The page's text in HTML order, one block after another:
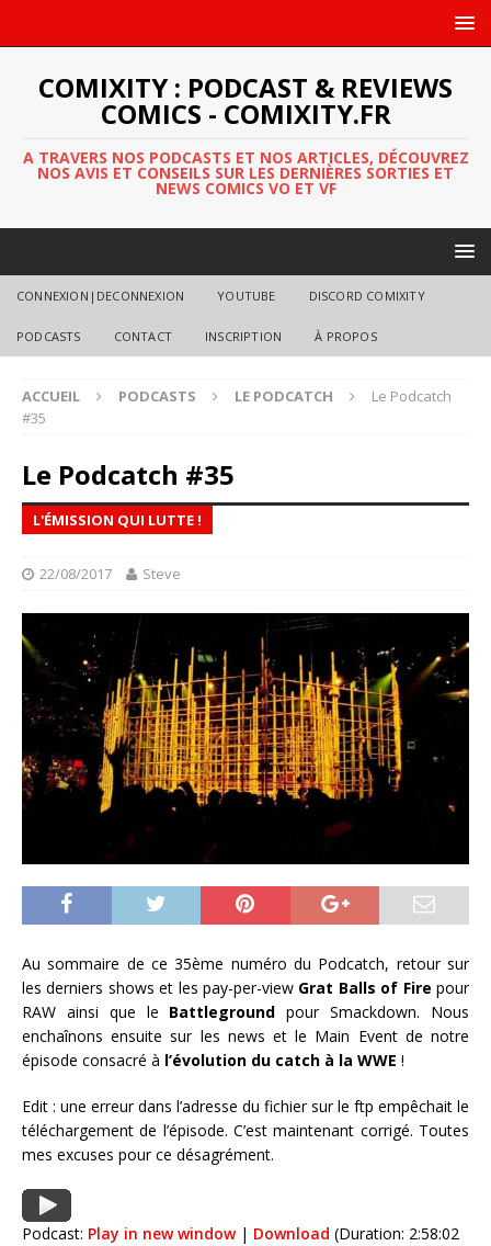
COMIXITY : PODCAST & REVIEWS
COMICS - COMIXITY.FR
A TRAVERS NOS PODCASTS ET NOS ARTICLES, DÉCOUVREZ
NOS AVIS ET CONSEILS SUR LES DERNIÈRES SORTIES ET
NEWS COMICS VO ET VF
CONNEXION|DECONNEXION YOUTUBE DISCORD COMIXITY
PODCASTS CONTACT INSCRIPTION À PROPOS
ACCUEIL PODCASTS LE PODCATCH
Le Podcatch
#35
Le Podcatch #35
L'ÉMISSION QUI LUTTE !
22/08/2017 Steve
Au sommaire de ce 35ème numéro du Podcatch, retour sur
les derniers shows et les pay-per-view Grat Balls of Fire pour
RAW ainsi que le Battleground pour Smackdown. Nous
enchaînons ensuite sur les news et le Main Event de notre
épisode consacré à l’évolution du catch à la WWE !
Edit : une erreur dans l’adresse du fichier sur le ftp empêchait le
téléchargement de l’épisode. C’est maintenant corrigé. Toutes
mes excuses pour ce désagrément.
Podcast: Play in new window| Download (Duration: 2:58:02